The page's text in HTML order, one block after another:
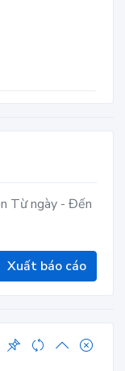
Từ ngày - Đến
Xuất báo cáo